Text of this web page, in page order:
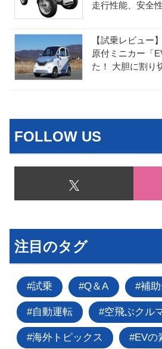
走行性能、安全
【試乗レビュー
原付ミニカー「
た！ 大胆に割り
FOLLOW US
注目のタグ
試乗 Q＆A 補
自動運転 空飛ぶクル
海外トピックス EVの